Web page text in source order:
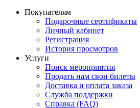
Покупателям
Подарочные сертификаты
Личный кабинет
Регистрация
История просмотров
Услуги
Поиск мероприятия
Продать нам свои билеты
Доставка и оплата заказа
Служба поддержки
Справка (FAQ)